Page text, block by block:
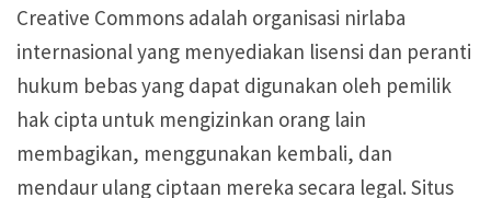
Konten Terbuka
Konten Terbuka
Creative Commons adalah organisasi nirlaba
internasional yang menyediakan lisensi dan peranti
hukum bebas yang dapat digunakan oleh pemilik
hak cipta untuk mengizinkan orang lain
membagikan, menggunakan kembali, dan
mendaur ulang ciptaan mereka secara legal. Situs